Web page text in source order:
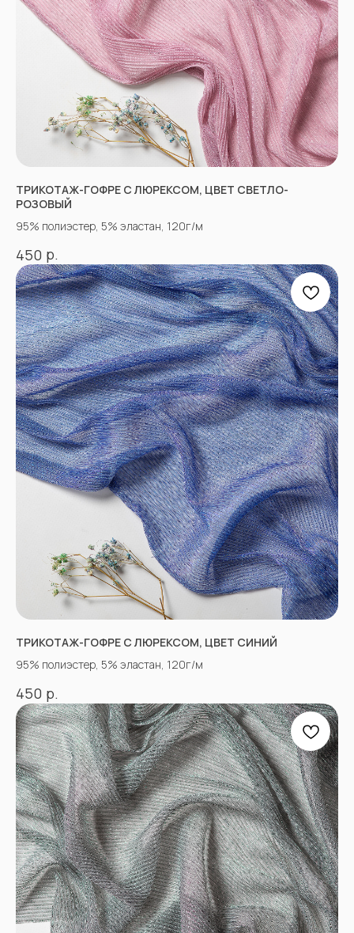
ТРИКОТАЖ-ГОФРЕ С ЛЮРЕКСОМ, ЦВЕТ СВЕТЛО-
РОЗОВЫЙ
95% полиэстер, 5% эластан, 120г/м
450 р.
ТРИКОТАЖ-ГОФРЕ С ЛЮРЕКСОМ, ЦВЕТ СИНИЙ
95% полиэстер, 5% эластан, 120г/м
450 р.
+7
Отправить
НЕ НАШЛИ НУЖНУЮ
ТКАНЬ? ОСТАЛИСЬ
ВОПРОСЫ?
Заполните форму, и наши менеджеры
помогут вам с выбором и ответят на все
Согласен сПолитикой конфиденциальности
Г. Пятигорк, розничная точка на рынке
«Людмила», ул. Садовая 210, павильоны
34−37.
Оптово-розничные точки продаж:
г.Пятигорск, рынок "Привокзальный",
Георгиевское шоссе 1км, оптовый склад
№9302
График работы и схема проезда
КАК СВЯЗАТЬСЯ